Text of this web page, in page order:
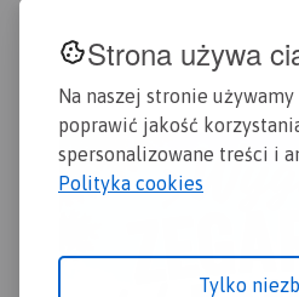
Strona używa
Na naszej stronie
poprawić jakość
spersonalizowane treści i
Polityka cookies
Tylko